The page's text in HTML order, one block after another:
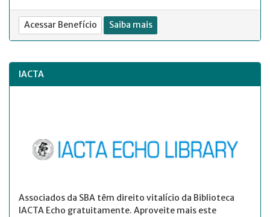
Acessar Benefício Saiba mais
IACTA
Associados da SBA têm direito vitalício da Biblioteca
IACTA Echo gratuitamente. Aproveite mais este